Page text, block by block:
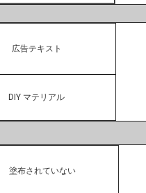
広告テキスト
DIY マテリアル
塗布されていない